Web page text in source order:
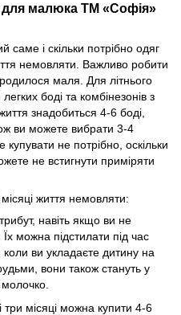
для малюка ТМ «Софія»
саме і скільки потрібно одяг
немовляти. Важливо робити
маля. Для літнього
боді та комбінезонів з
знадобиться 4-6 боді,
ви можете вибрати 3-4
купувати не потрібно, оскільки
не встигнути приміряти
життя немовляти:
навіть якщо ви не
можна підстилати під час
коли ви укладаєте дитину на
вони також стануть у
місяці можна купити 4-6